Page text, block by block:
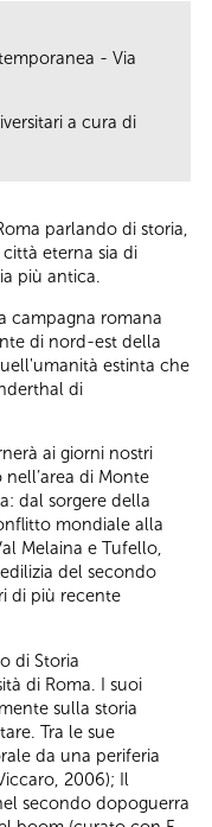
- Via
a cura di
parlando di storia,
eterna sia di
più antica.
campagna romana
di nord-est della
estinta che
di
ai giorni nostri
di Monte
dal sorgere della
mondiale alla
Melaina e Tufello,
del secondo
di più recente
di Storia
di Roma. I suoi
sulla storia
Tra le sue
da una periferia
2006); Il
secondo dopoguerra